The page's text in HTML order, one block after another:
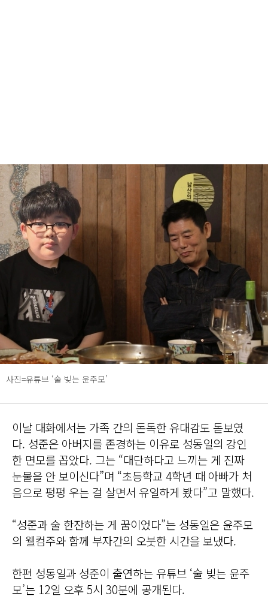
사진=유튜브 ‘술 빚는 윤주모’
이날 대화에서는 가족 간의 돈독한 유대감도 돋보였
다. 성준은 아버지를 존경하는 이유로 성동일의 강인
한 면모를 꼽았다. 그는 “대단하다고 느끼는 게 진짜
눈물을 안 보이신다”며 “초등학교 4학년 때 아빠가 처
음으로 펑펑 우는 걸 살면서 유일하게 봤다”고 말했다.
“성준과 술 한잔하는 게 꿈이었다”는 성동일은 윤주모
의 웰컴주와 함께 부자간의 오붓한 시간을 보냈다.
한편 성동일과 성준이 출연하는 유튜브 ‘술 빚는 윤주
모’는 12일 오후 5시 30분에 공개된다.